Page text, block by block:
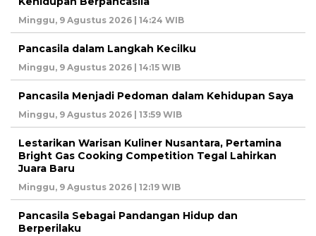
Minggu, 9 Agustus 2026 | 14:24 WIB
Pancasila dalam Langkah Kecilku
Minggu, 9 Agustus 2026 | 14:15 WIB
Pancasila Menjadi Pedoman dalam Kehidupan Saya
Minggu, 9 Agustus 2026 | 13:59 WIB
Lestarikan Warisan Kuliner Nusantara, Pertamina
Bright Gas Cooking Competition Tegal Lahirkan
Juara Baru
Minggu, 9 Agustus 2026 | 12:19 WIB
Pancasila Sebagai Pandangan Hidup dan
Berperilaku